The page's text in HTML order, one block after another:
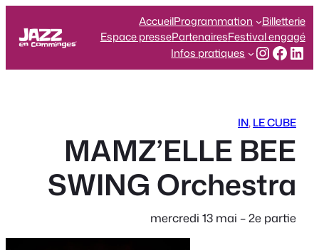
contenu
AccueilProgrammation
Billetterie
Espace pressePartenairesFestival engagé
Infos pratiques
IN, LE CUBE
MAMZ’ELLE BEE
SWING Orchestra
mercredi 13 mai – 2e partie